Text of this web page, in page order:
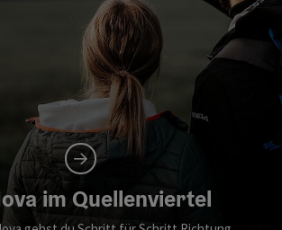
im Quellenviertel